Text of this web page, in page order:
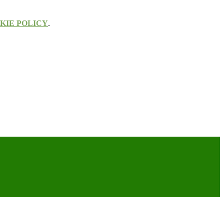
POLICY.